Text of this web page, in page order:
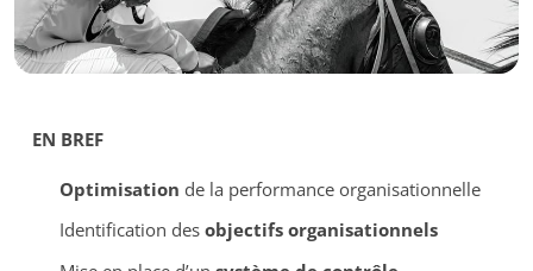
EN BREF
Optimisation de la performance organisationnelle
Identification des objectifs organisationnels